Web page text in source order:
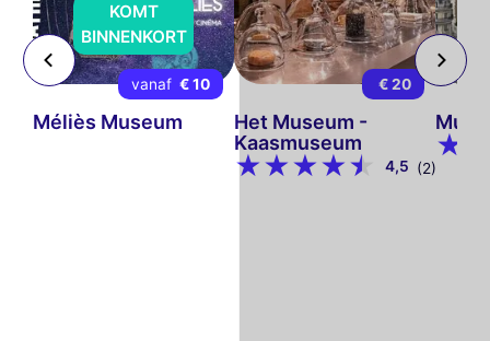
KOMT
BINNENKORT
vanaf € 10
Méliès Museum
€ 20
Het Museum -
Kaasmuseum
4,5 (2)